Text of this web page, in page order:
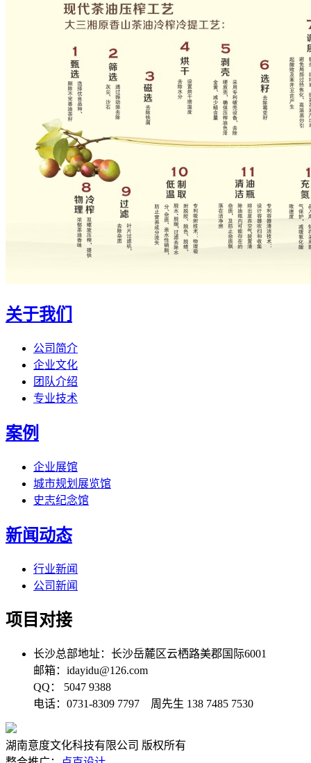
关于我们
公司简介
企业文化
团队介绍
专业技术
案例
企业展馆
城市规划展览馆
史志纪念馆
新闻动态
行业新闻
公司新闻
项目对接
长沙总部地址：长沙岳麓区云栖路美郡国际6001
邮箱：idayidu@126.com
QQ： 5047 9388
电话：0731-8309 7797 周先生 138 7485 7530
湖南意度文化科技有限公司 版权所有